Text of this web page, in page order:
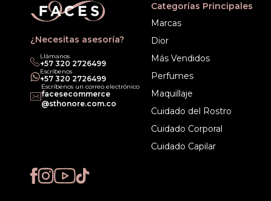
¿Necesitas asesoría?
Llámanos
‎+57 320 2726499
Escríbenos
‎+57 320 2726499
Escríbenos un correo electrónico
facesecommerce
@sthonore.com.co
Categorías Principales
Marcas
Dior
Más Vendidos
Perfumes
Maquillaje
Cuidado del Rostro
Cuidado Corporal
Cuidado Capilar